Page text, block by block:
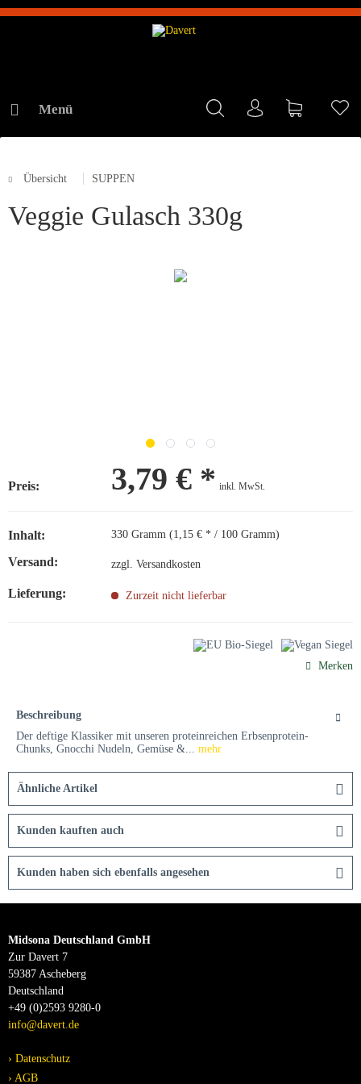
Menü Mein KontoWarenkorb
Übersicht SUPPEN
ONLINE-SHOP
Veggie Gulasch 330g
Preis: 3,79 € * inkl. MwSt.
Inhalt: 330 Gramm (1,15 € * / 100 Gramm)
Versand: zzgl. Versandkosten
Lieferung: Zurzeit nicht lieferbar
Merken
Beschreibung
Der deftige Klassiker mit unseren proteinreichen Erbsenprotein-
Chunks, Gnocchi Nudeln, Gemüse &... mehr
Ähnliche Artikel
Kunden kauften auch
Kunden haben sich ebenfalls angesehen
Midsona Deutschland GmbH
Zur Davert 7
59387 Ascheberg
Deutschland
+49 (0)2593 9280-0
info@davert.de
Datenschutz
AGB